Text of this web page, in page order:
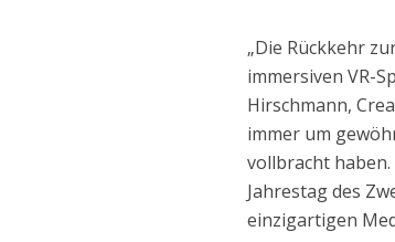
„Die Rückkehr
immersiven VR-
Hirschmann,
immer um
vollbracht
Jahrestag des
einzigartigen